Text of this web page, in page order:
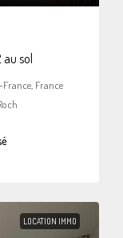
au sol
France, France
LOCATION IMMO